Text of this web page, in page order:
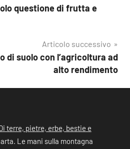
questione di frutta e
Articolo successivo
di suolo con l’agricoltura ad
alto rendimento
terre, pietre, erbe, bestie e
Le mani sulla montagna